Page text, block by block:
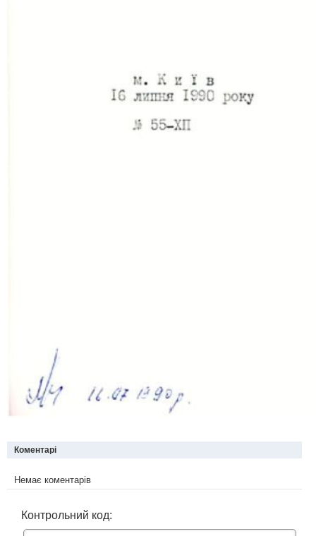
Коментарі
Немає коментарів
Контрольний код: